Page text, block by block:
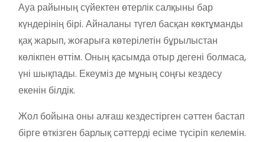
Ауа райының сүйектен өтерлік салқыны бар
күндерінің бірі. Айналаны түгел басқан көктұманды
қақ жарып, жоғарыға көтерілетін бұрылыстан
көлікпен өттім. Оның қасымда отыр дегені болмаса,
үні шықпады. Екеуміз де мұның соңғы кездесу
екенін білдік.
Жол бойына оны алғаш кездестірген сәттен бастап
бірге өткізген барлық сәттерді есіме түсіріп келемін.